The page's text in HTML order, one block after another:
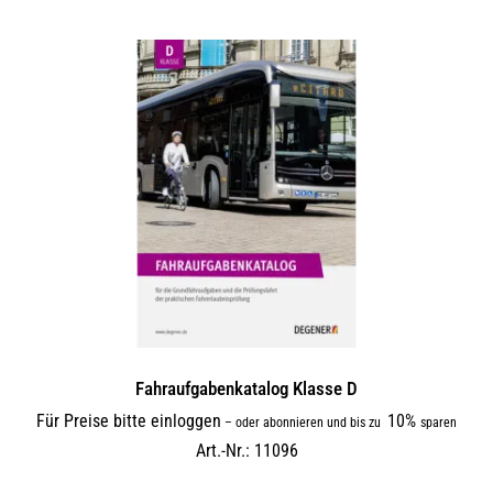
Fahraufgabenkatalog Klasse D
Für Preise bitte einloggen – oder abonnieren und bis zu 10% sparen
Art.-Nr.: 11096